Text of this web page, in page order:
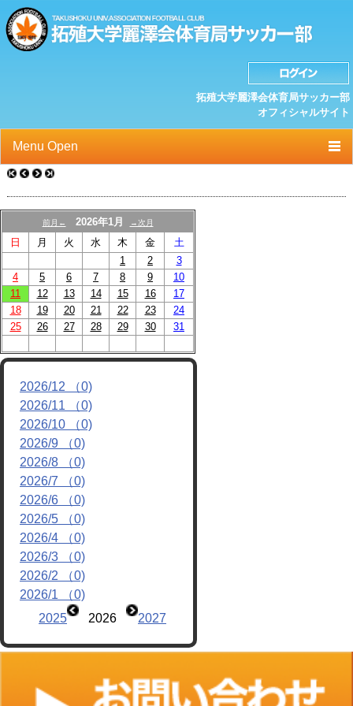
拓殖大学麗澤会体育局サッカー部
オフィシャルサイト
Menu Open
TOP
ニュース
クラブプロフィール
選手/スタッフ一覧
スケジュール
前月← 2026年1月 →次月
日 月 火 水 木 金
土
1
2
3
4
5 6 7 8 9
10
11
12 13 14 15 16
17
18
19 20 21 22 23
24
25
26 27 28 29 30 31
2026/12 （0)
2026/11 （0)
2026/10 （0)
2026/9 （0)
2026/8 （0)
2026/7 （0)
2026/6 （0)
2026/5 （0)
2026/4 （0)
2026/3 （0)
2026/2 （0)
2026/1 （0)
2025
2026 2027